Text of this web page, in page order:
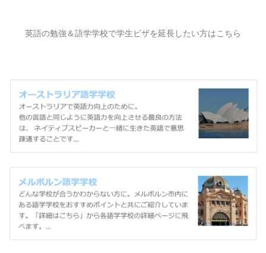
英語の勉強＆語学学校で学生ビザを延長したい方はこちら